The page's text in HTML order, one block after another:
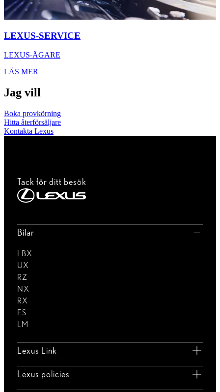
LEXUS-SERVICE
LEXUS-ÄGARE
LÄS MER
Jag vill
Boka provkörning
Hitta återförsäljare
Kontakta Lexus
Tack för ditt besök
Bilar
LBX
UX
RZ
NX
RX
ES
LM
Lexus Link
Lexus policies